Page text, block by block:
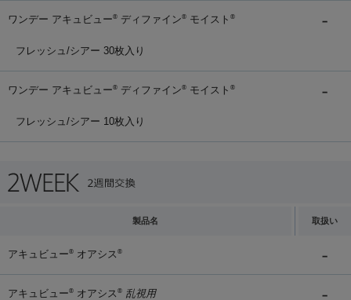
ワンデー アキュビュー® ディファイン® モイスト ®
フレッシュ/シアー 30枚入り
ワンデー アキュビュー® ディファイン® モイスト ®
フレッシュ/シアー 10枚入り
製品名 取扱い
アキュビュー® オアシス ®
アキュビュー® オアシス ® 乱視用